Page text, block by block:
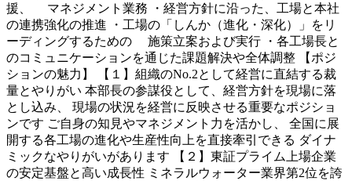
援、 マネジメント業務 ・経営方針に沿った、工場と本社
の連携強化の推進 ・工場の「しんか（進化・深化）」をリ
ーディングするための 施策立案および実行 ・各工場長と
のコミュニケーションを通じた課題解決や全体調整 【ポジ
ションの魅力】 【１】組織のNo.2として経営に直結する裁
量とやりがい 本部長の参謀役として、経営方針を現場に落
とし込み、 現場の状況を経営に反映させる重要なポジショ
ンです ご自身の知見やマネジメント力を活かし、 全国に展
開する各工場の進化や生産性向上を直接牽引できる ダイナ
ミックなやりがいがあります 【２】東証プライム上場企業
の安定基盤と高い成長性 ミネラルウォーター業界第2位を誇